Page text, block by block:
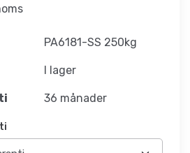
PA6181-SS 250kg
I lager
36 månader